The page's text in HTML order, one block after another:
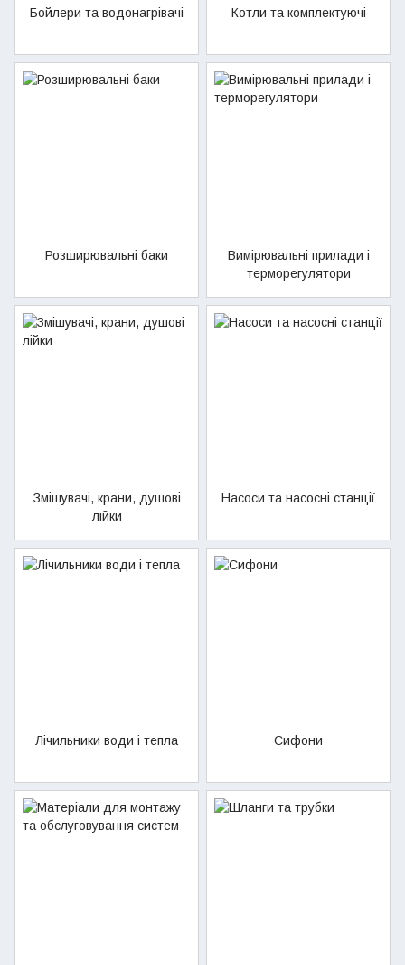
Бойлери та водонагрівачі Котли та комплектуючі
Розширювальні баки
Вимірювальні прилади і
терморегулятори
Змішувачі, крани, душові
лійки
Насоси та насосні станції
Лічильники води і тепла Сифони